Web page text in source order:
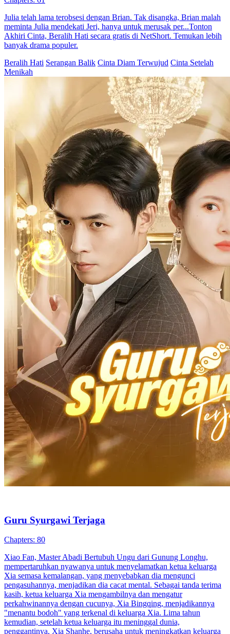
Julia telah lama terobsesi dengan Brian. Tak disangka, Brian malah
meminta Julia mendekati Jeri, hanya untuk merusak per...Tonton
Akhiri Cinta, Beralih Hati secara gratis di NetShort. Temukan lebih
banyak drama populer.
Beralih Hati Serangan Balik Cinta Diam Terwujud Cinta Setelah
Menikah
Guru Syurgawi Terjaga
Chapters: 80
Xiao Fan, Master Abadi Bertubuh Ungu dari Gunung Longhu,
mempertaruhkan nyawanya untuk menyelamatkan ketua keluarga
Xia semasa kemalangan, yang menyebabkan dia mengunci
pengasuhannya, menjadikan dia cacat mental. Sebagai tanda terima
kasih, ketua keluarga Xia mengambilnya dan mengatur
perkahwinannya dengan cucunya, Xia Bingqing, menjadikannya
"menantu bodoh" yang terkenal di keluarga Xia. Lima tahun
kemudian, setelah ketua keluarga itu meninggal dunia,
penggantinya, Xia Shanhe, berusaha untuk meningkatkan keluarga